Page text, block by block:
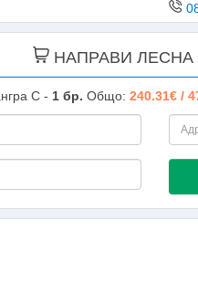
НАПРАВИ
С - 1бр. Общо: 240.31€ /